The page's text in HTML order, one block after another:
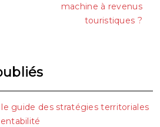
machine à revenus
touristiques ?
guide des stratégies territoriales